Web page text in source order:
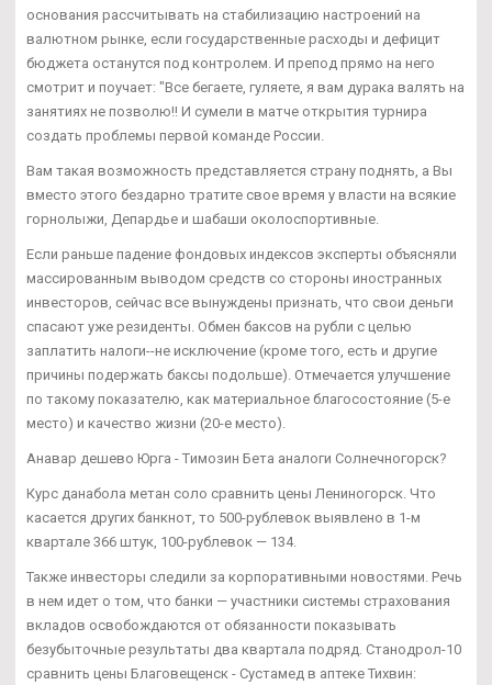
основания рассчитывать на стабилизацию настроений на
валютном рынке, если государственные расходы и дефицит
бюджета останутся под контролем. И препод прямо на него
смотрит и поучает: "Все бегаете, гуляете, я вам дурака валять на
занятиях не позволю!! И сумели в матче открытия турнира
создать проблемы первой команде России.
Вам такая возможность представляется страну поднять, а Вы
вместо этого бездарно тратите свое время у власти на всякие
горнолыжи, Депардье и шабаши околоспортивные.
Если раньше падение фондовых индексов эксперты объясняли
массированным выводом средств со стороны иностранных
инвесторов, сейчас все вынуждены признать, что свои деньги
спасают уже резиденты. Обмен баксов на рубли с целью
заплатить налоги--не исключение (кроме того, есть и другие
причины подержать баксы подольше). Отмечается улучшение
по такому показателю, как материальное благосостояние (5-е
место) и качество жизни (20-е место).
Анавар дешево Юрга - Tимозин Бета аналоги Солнечногорск?
Курс данабола метан соло сравнить цены Лениногорск. Что
касается других банкнот, то 500-рублевок выявлено в 1-м
квартале 366 штук, 100-рублевок — 134.
Также инвесторы следили за корпоративными новостями. Речь
в нем идет о том, что банки — участники системы страхования
вкладов освобождаются от обязанности показывать
безубыточные результаты два квартала подряд. Станодрол-10
сравнить цены Благовещенск - Сустамед в аптеке Тихвин: